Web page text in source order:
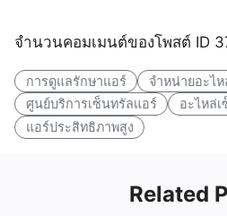
จำนวนคอมเมนต์ของโพสต์ ID
การดูแลรักษาแอร์ จำหน่ายอะไ
ศูนย์บริการเซ็นทรัลแอร์
อะไหล่
แอร์ประสิทธิภาพสูง
Related